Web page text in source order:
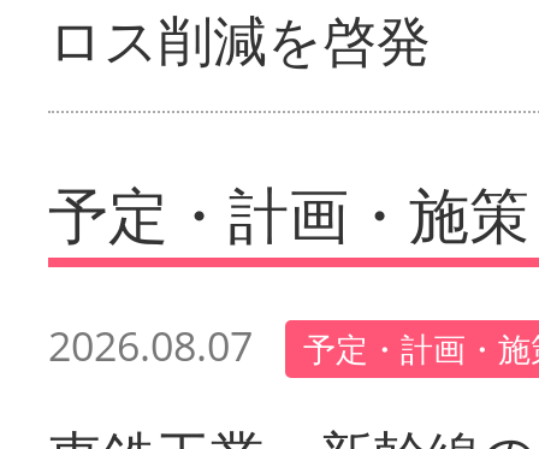
ロス削減を啓発
予定・計画・施策
2026.08.07 予定・計画・